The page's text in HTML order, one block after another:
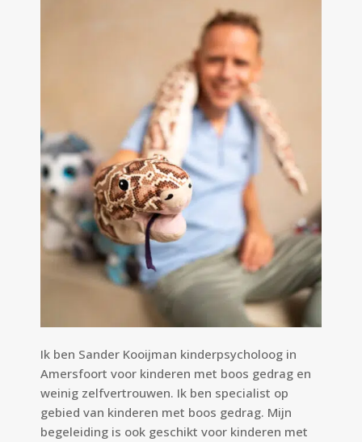
Ik ben Sander Kooijman kinderpsycholoog in
Amersfoort voor kinderen met boos gedrag en
weinig zelfvertrouwen. Ik ben specialist op
gebied van kinderen met boos gedrag. Mijn
begeleiding is ook geschikt voor kinderen met